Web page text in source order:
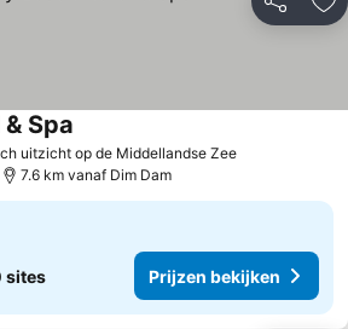
Delen
uitzicht op de Middellandse ZeePrijzen
Spa
7.6 km vanaf Dim Dam
sites Prijzen bekijken